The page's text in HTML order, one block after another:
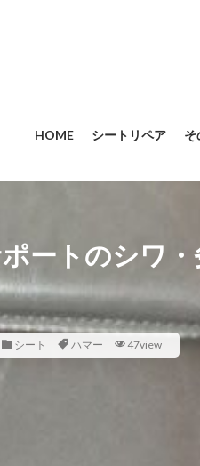
HOME シートリペア そ
ートのシワ
シート ハマー 47view